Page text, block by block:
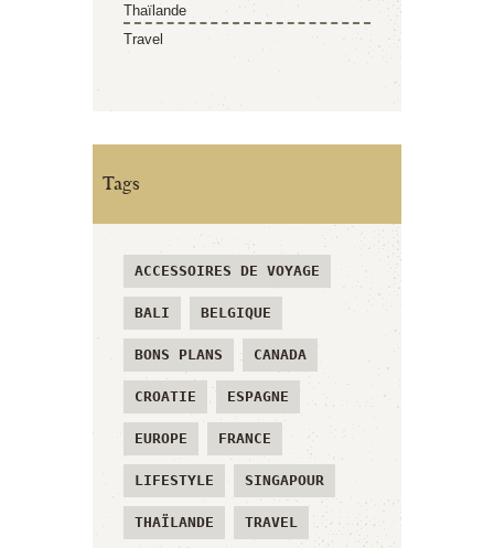
Thaïlande
Travel
Tags
ACCESSOIRES DE VOYAGE
BALI BELGIQUE
BONS PLANS CANADA
CROATIE ESPAGNE
EUROPE FRANCE
LIFESTYLE SINGAPOUR
THAÏLANDE TRAVEL